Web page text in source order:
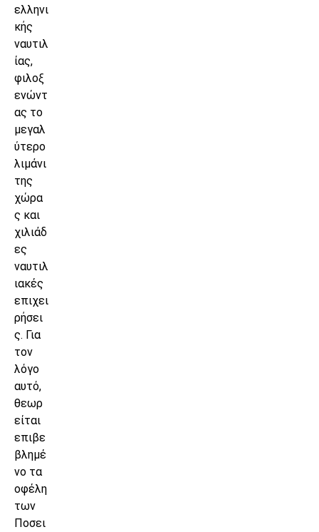
ελληνι
κής
ναυτιλ
ίας,
φιλοξ
ενώντ
ας το
μεγαλ
ύτερο
λιμάνι
της
χώρα
ς και
χιλιάδ
ες
ναυτιλ
ιακές
επιχει
ρήσει
ς. Για
τον
λόγο
αυτό,
θεωρ
είται
επιβε
βλημέ
νο τα
οφέλη
των
Ποσει